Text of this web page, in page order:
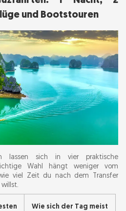
und Bootstouren
lassen sich in vier praktische
Wahl hängt weniger vom
viel Zeit du nach dem Transfer
Wie sich der Tag meist